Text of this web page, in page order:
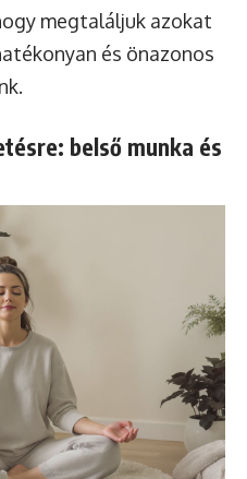
megtaláljuk azokat
és önazonos
belső munka és